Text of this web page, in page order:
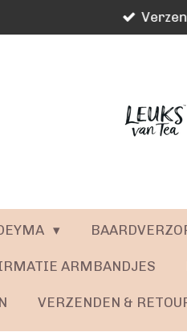
ARMBANDJES
VERZENDEN &